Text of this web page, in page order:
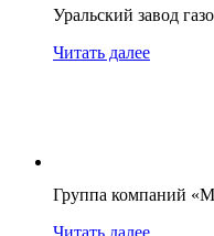
Уральский завод
Читать далее
Группа компаний
Читать далее